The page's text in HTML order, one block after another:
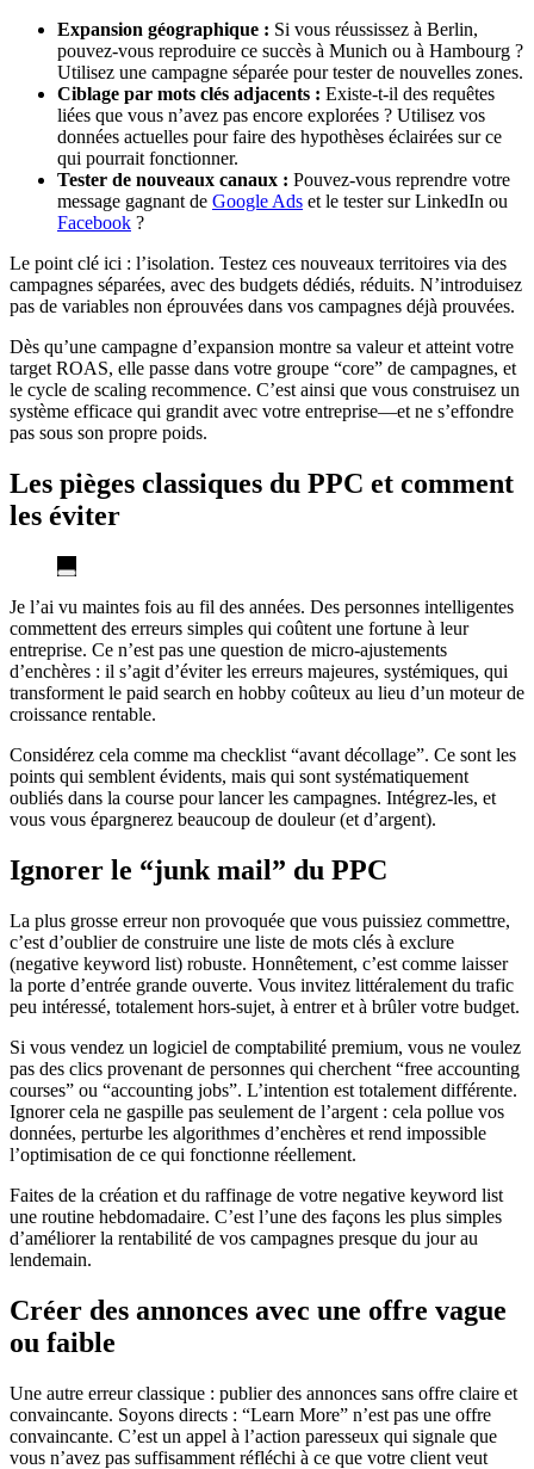
Expansion géographique : Si vous réussissez à Berlin,
pouvez-vous reproduire ce succès à Munich ou à Hambourg ?
Utilisez une campagne séparée pour tester de nouvelles zones.
Ciblage par mots clés adjacents : Existe-t-il des requêtes
liées que vous n’avez pas encore explorées ? Utilisez vos
données actuelles pour faire des hypothèses éclairées sur ce
qui pourrait fonctionner.
Tester de nouveaux canaux : Pouvez-vous reprendre votre
message gagnant de Google Ads et le tester sur LinkedIn ou
Facebook ?
Le point clé ici : l’isolation. Testez ces nouveaux territoires via des
campagnes séparées, avec des budgets dédiés, réduits. N’introduisez
pas de variables non éprouvées dans vos campagnes déjà prouvées.
Dès qu’une campagne d’expansion montre sa valeur et atteint votre
target ROAS, elle passe dans votre groupe “core” de campagnes, et
le cycle de scaling recommence. C’est ainsi que vous construisez un
système efficace qui grandit avec votre entreprise—et ne s’effondre
pas sous son propre poids.
Les pièges classiques du PPC et comment
les éviter
Je l’ai vu maintes fois au fil des années. Des personnes intelligentes
commettent des erreurs simples qui coûtent une fortune à leur
entreprise. Ce n’est pas une question de micro-ajustements
d’enchères : il s’agit d’éviter les erreurs majeures, systémiques, qui
transforment le paid search en hobby coûteux au lieu d’un moteur de
croissance rentable.
Considérez cela comme ma checklist “avant décollage”. Ce sont les
points qui semblent évidents, mais qui sont systématiquement
oubliés dans la course pour lancer les campagnes. Intégrez-les, et
vous vous épargnerez beaucoup de douleur (et d’argent).
Ignorer le “junk mail” du PPC
La plus grosse erreur non provoquée que vous puissiez commettre,
c’est d’oublier de construire une liste de mots clés à exclure
(negative keyword list) robuste. Honnêtement, c’est comme laisser
la porte d’entrée grande ouverte. Vous invitez littéralement du trafic
peu intéressé, totalement hors-sujet, à entrer et à brûler votre budget.
Si vous vendez un logiciel de comptabilité premium, vous ne voulez
pas des clics provenant de personnes qui cherchent “free accounting
courses” ou “accounting jobs”. L’intention est totalement différente.
Ignorer cela ne gaspille pas seulement de l’argent : cela pollue vos
données, perturbe les algorithmes d’enchères et rend impossible
l’optimisation de ce qui fonctionne réellement.
Faites de la création et du raffinage de votre negative keyword list
une routine hebdomadaire. C’est l’une des façons les plus simples
d’améliorer la rentabilité de vos campagnes presque du jour au
lendemain.
Créer des annonces avec une offre vague
ou faible
Une autre erreur classique : publier des annonces sans offre claire et
convaincante. Soyons directs : “Learn More” n’est pas une offre
convaincante. C’est un appel à l’action paresseux qui signale que
vous n’avez pas suffisamment réfléchi à ce que votre client veut